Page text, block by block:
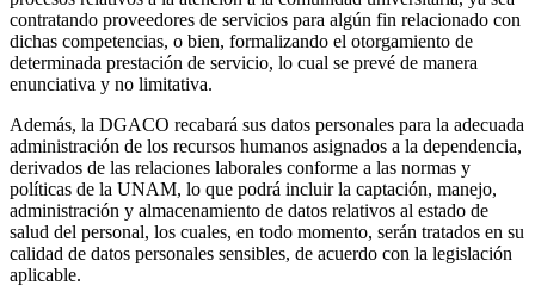
contratando proveedores de servicios para algún fin relacionado con
dichas competencias, o bien, formalizando el otorgamiento de
determinada prestación de servicio, lo cual se prevé de manera
enunciativa y no limitativa.
Además, la DGACO recabará sus datos personales para la adecuada
administración de los recursos humanos asignados a la dependencia,
derivados de las relaciones laborales conforme a las normas y
políticas de la UNAM, lo que podrá incluir la captación, manejo,
administración y almacenamiento de datos relativos al estado de
salud del personal, los cuales, en todo momento, serán tratados en su
calidad de datos personales sensibles, de acuerdo con la legislación
aplicable.